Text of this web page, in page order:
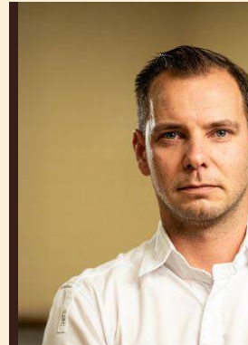
GET INSPIRED
Work and Learn from Experts to
bakkerijproducten that Make
Delanghe